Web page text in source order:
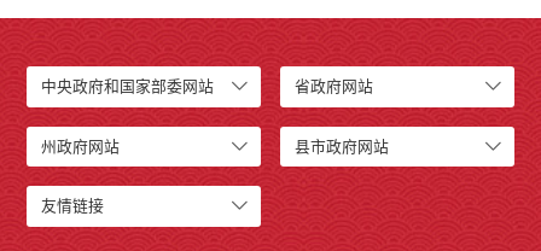
中央政府和国家部委网站 省政府网站
州政府网站 县市政府网站
友情链接